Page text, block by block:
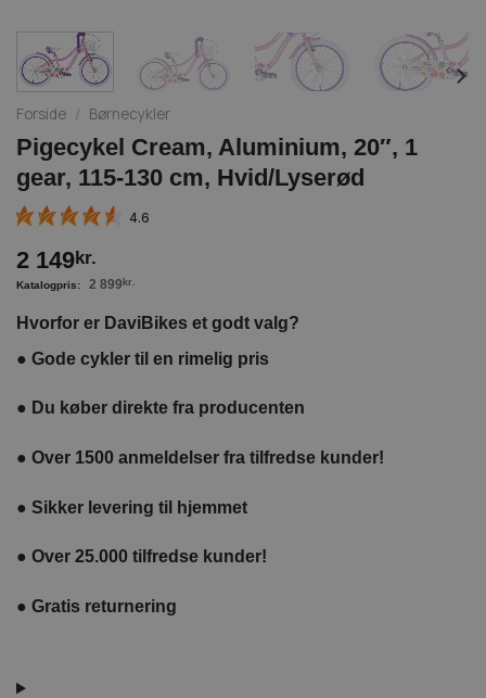
Forside / Børnecykler
Pigecykel Cream, Aluminium, 20″, 1
gear, 115-130 cm, Hvid/Lyserød
4.6
2 149kr.
2 899 kr.
Hvorfor er DaviBikes et godt valg?
● Gode cykler til en rimelig pris
● Du køber direkte fra producenten
● Over 1500 anmeldelser fra tilfredse kunder!
● Sikker levering til hjemmet
● Over 25.000 tilfredse kunder!
● Gratis returnering